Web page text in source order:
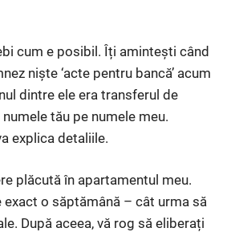
cum e posibil. Îți amintești când
niște ‘acte pentru bancă’ acum
dintre ele era transferul de
tău pe numele meu.
explica detaliile.
plăcută în apartamentul meu.
o săptămână – cât urma să
După aceea, vă rog să eliberați